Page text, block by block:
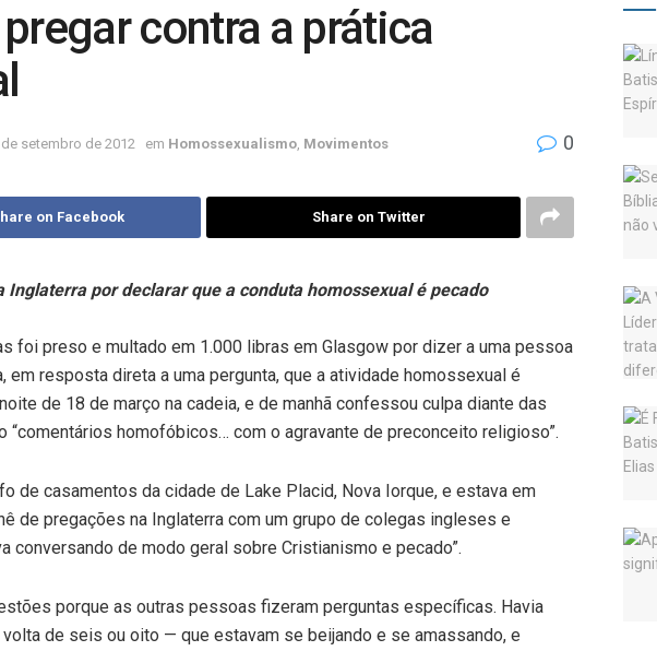
contra a prática
de setembro de 2012 em Homossexualismo Movimentos 0
on Facebook Share on Twitter
Inglaterra por declarar que a conduta homossexual é pecado
foi preso e multado em 1.000 libras em Glasgow por dizer a uma pessoa
em resposta direta a uma pergunta, que a atividade homossexual é
de 18 de março na cadeia, e de manhã confessou culpa diante das
“comentários homofóbicos… com o agravante de preconceito religioso”.
de casamentos da cidade de Lake Placid, Nova Iorque, e estava em
de pregações na Inglaterra com um grupo de colegas ingleses e
conversando de modo geral sobre Cristianismo e pecado”.
porque as outras pessoas fizeram perguntas específicas. Havia
de seis ou oito — que estavam se beijando e se amassando, e